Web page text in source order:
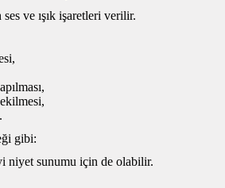
ve ışık işaretleri verilir.
gibi:
niyet sunumu için de olabilir.